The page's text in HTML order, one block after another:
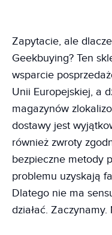
Zapytacie, ale
Geekbuying? Ten
wsparcie
Unii Europejskiej, a
magazynów
dostawy jest
również zwroty
bezpieczne metody
problemu uzyskają
Dlatego nie ma
działać.